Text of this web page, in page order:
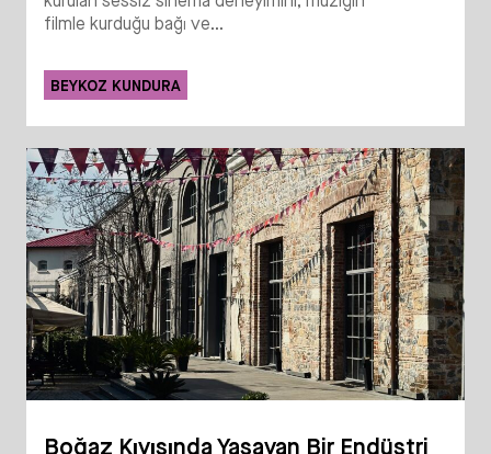
filmle kurduğu bağı ve...
BEYKOZ KUNDURA
Boğaz Kıyısında Yaşayan Bir Endüstri